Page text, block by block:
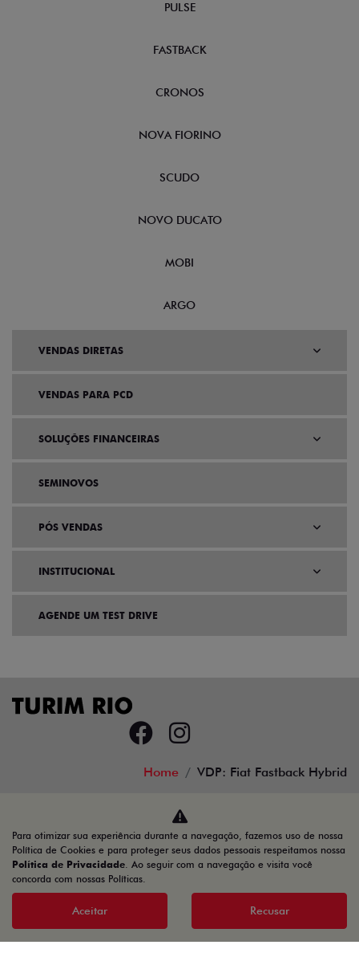
PULSE
FASTBACK
CRONOS
NOVA FIORINO
SCUDO
NOVO DUCATO
MOBI
ARGO
VENDAS DIRETAS
VENDAS PARA PCD
SOLUÇÕES FINANCEIRAS
SEMINOVOS
PÓS VENDAS
INSTITUCIONAL
AGENDE UM TEST DRIVE
Home VDP: Fiat Fastback Hybrid
Desacelere. Seu bem maior é a vida.
TURIM RIO VEICULOS LTDA
34.777.421/0001-45
Para otimizar sua experiência durante a navegação, fazemos uso de nossa
Política de Cookies e para proteger seus dados pessoais respeitamos nossa
Política de Privacidade. Ao seguir com a navegação e visita você
concorda com nossas Políticas.
Aceitar Recusar